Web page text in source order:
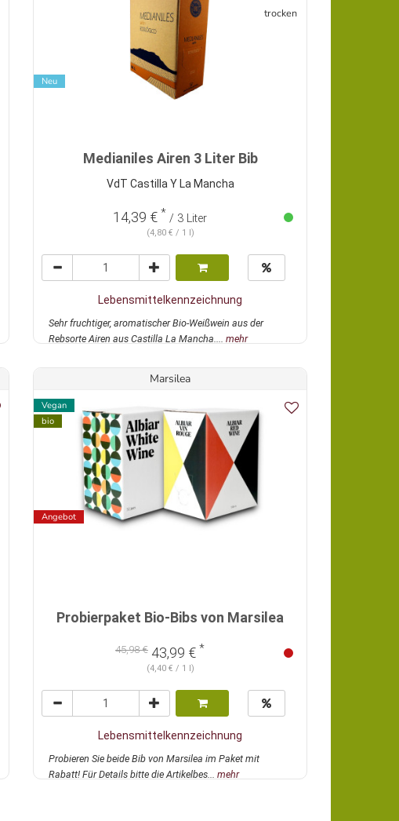
Neu
trocken
Medianiles Airen 3 Liter Bib
VdT Castilla Y La Mancha
14,39 € * / 3 Liter
(4,80 € / 1 l)
Lebensmittelkennzeichnung
Sehr fruchtiger, aromatischer Bio-Weißwein aus der
Rebsorte Airen aus Castilla La Mancha.... mehr
Marsilea
Vegan
bio
Angebot
Probierpaket Bio-Bibs von Marsilea
45,98 € 43,99 € *
(4,40 € / 1 l)
Lebensmittelkennzeichnung
Probieren Sie beide Bib von Marsilea im Paket mit
Rabatt! Für Details bitte die Artikelbes... mehr